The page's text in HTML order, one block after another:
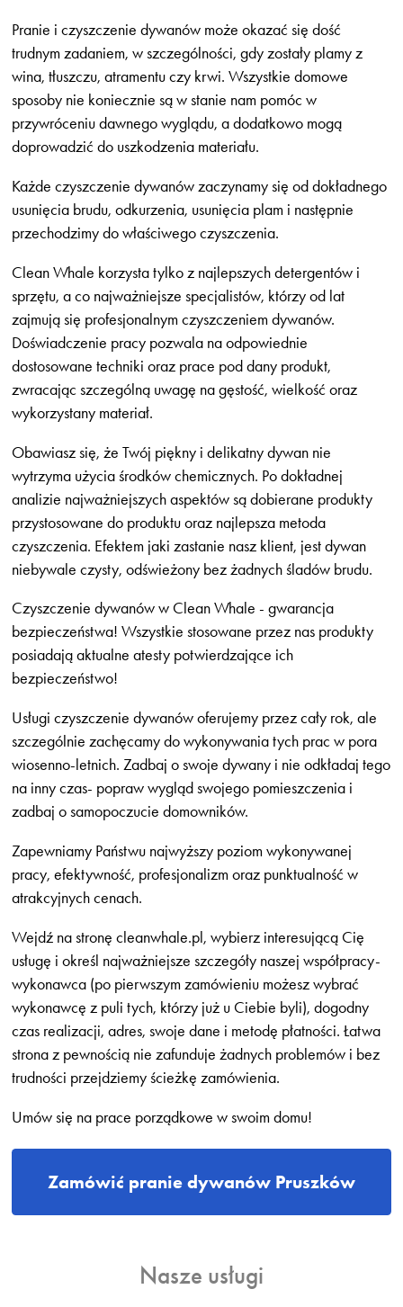
Pranie i czyszczenie dywanów może okazać się dość
trudnym zadaniem, w szczególności, gdy zostały plamy z
wina, tłuszczu, atramentu czy krwi. Wszystkie domowe
sposoby nie koniecznie są w stanie nam pomóc w
przywróceniu dawnego wyglądu, a dodatkowo mogą
doprowadzić do uszkodzenia materiału.
Każde czyszczenie dywanów zaczynamy się od dokładnego
usunięcia brudu, odkurzenia, usunięcia plam i następnie
przechodzimy do właściwego czyszczenia.
Clean Whale korzysta tylko z najlepszych detergentów i
sprzętu, a co najważniejsze specjalistów, którzy od lat
zajmują się profesjonalnym czyszczeniem dywanów.
Doświadczenie pracy pozwala na odpowiednie
dostosowane techniki oraz prace pod dany produkt,
zwracając szczególną uwagę na gęstość, wielkość oraz
wykorzystany materiał.
Obawiasz się, że Twój piękny i delikatny dywan nie
wytrzyma użycia środków chemicznych. Po dokładnej
analizie najważniejszych aspektów są dobierane produkty
przystosowane do produktu oraz najlepsza metoda
czyszczenia. Efektem jaki zastanie nasz klient, jest dywan
niebywale czysty, odświeżony bez żadnych śladów brudu.
Czyszczenie dywanów w Clean Whale - gwarancja
bezpieczeństwa! Wszystkie stosowane przez nas produkty
posiadają aktualne atesty potwierdzające ich
bezpieczeństwo!
Usługi czyszczenie dywanów oferujemy przez cały rok, ale
szczególnie zachęcamy do wykonywania tych prac w pora
wiosenno-letnich. Zadbaj o swoje dywany i nie odkładaj tego
na inny czas- popraw wygląd swojego pomieszczenia i
zadbaj o samopoczucie domowników.
Zapewniamy Państwu najwyższy poziom wykonywanej
pracy, efektywność, profesjonalizm oraz punktualność w
atrakcyjnych cenach.
Wejdź na stronę cleanwhale.pl, wybierz interesującą Cię
usługę i określ najważniejsze szczegóły naszej współpracy-
wykonawca (po pierwszym zamówieniu możesz wybrać
wykonawcę z puli tych, którzy już u Ciebie byli), dogodny
czas realizacji, adres, swoje dane i metodę płatności. Łatwa
strona z pewnością nie zafunduje żadnych problemów i bez
trudności przejdziemy ścieżkę zamówienia.
Umów się na prace porządkowe w swoim domu!
Zamówić pranie dywanów Pruszków
Nasze usługi